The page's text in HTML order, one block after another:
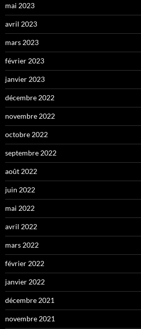
mai 2023
avril 2023
mars 2023
février 2023
janvier 2023
décembre 2022
novembre 2022
octobre 2022
septembre 2022
août 2022
juin 2022
mai 2022
avril 2022
mars 2022
février 2022
janvier 2022
décembre 2021
novembre 2021